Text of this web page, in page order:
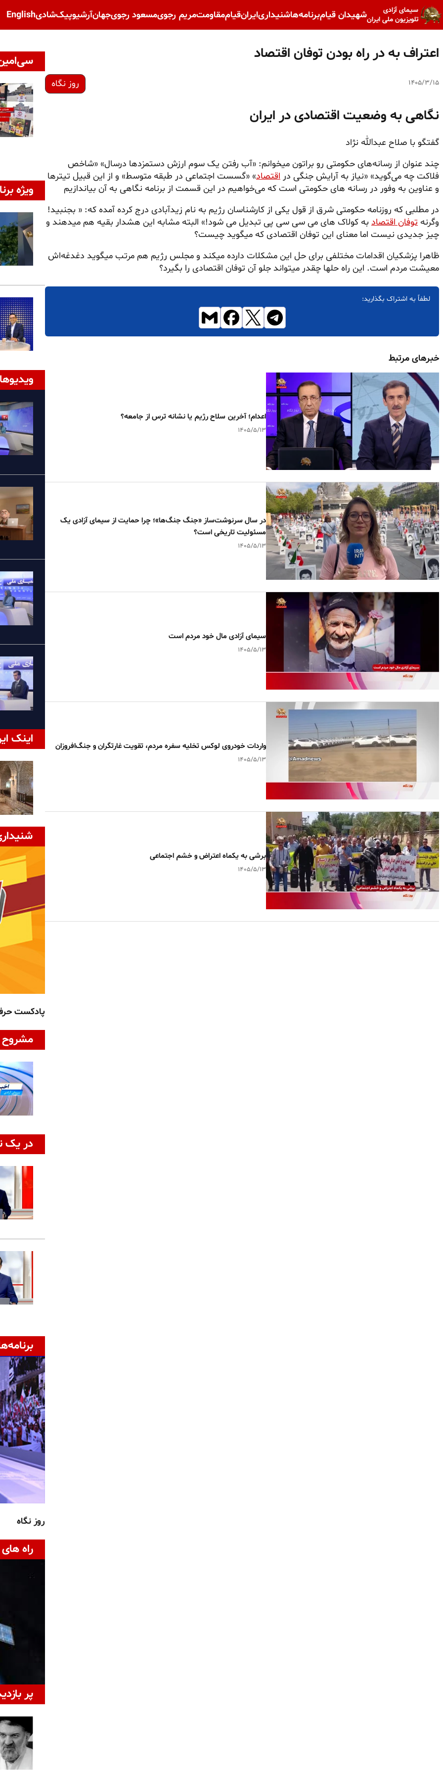
سیمای آزادی
تلویزیون ملی ایرانشهیدان قیامبرنامه‌هاشنیداریایرانقیاممقاومتمریم رجویمسعود رجویجهانآرشیوپیک‌شادیEnglish
اعتراف به در راه بودن توفان اقتصاد
۱۴۰۵/۳/۱۵ روز نگاه
نگاهی به وضعیت اقتصادی در ایران
گفتگو با صلاح عبدالله نژاد
چند عنوان از رسانه‌های حکومتی رو براتون میخوانم: «آب رفتن یک سوم ارزش دستمزدها درسال» «شاخص
فلاکت چه می‌گوید» «نیاز به آرایش جنگی در اقتصاد» «گسست اجتماعی در طبقه متوسط» و از این قبیل تیترها
و عناوین به وفور در رسانه های حکومتی است که می‌خواهیم در این قسمت از برنامه نگاهی به آن بیاندازیم
در مطلبی که روزنامه حکومتی شرق از قول یکی از کارشناسان رژیم به نام زیدآبادی درج کرده آمده که: « بجنبید!
وگرنه توفان اقتصاد به کولاک های می سی سی پی تبدیل می شود!» البته مشابه این هشدار بقیه هم میدهند و
چیز جدیدی نیست اما معنای این توفان اقتصادی که میگوید چیست؟
ظاهرا پزشکیان اقدامات مختلفی برای حل این مشکلات دارده میکند و مجلس رژیم هم مرتب میگوید دغدغه‌اش
معیشت مردم است. این راه حلها چقدر میتواند جلو آن توفان اقتصادی را بگیرد؟
لطفاً به اشتراک بگذارید:
خبرهای مرتبط
اعدام؛ آخرین سلاح رژیم یا نشانه ترس از جامعه؟
۱۴۰۵/۵/۱۳
در سال سرنوشت‌ساز «جنگ جنگ‌ها»؛ چرا حمایت از سیمای آزادی یک
مسئولیت تاریخی است؟
۱۴۰۵/۵/۱۳
سیمای آزادی مال خود مردم است
۱۴۰۵/۵/۱۳
واردات خودروی لوکس تخلیه سفره مردم، تقویت غارتگران و جنگ‌افروزان
۱۴۰۵/۵/۱۳
برشی به یکماه اعتراض و خشم اجتماعی
۱۴۰۵/۵/۱۳
ویژه
اینک
پادکست
مشروح
در یک
روز نگاه
راه
پر